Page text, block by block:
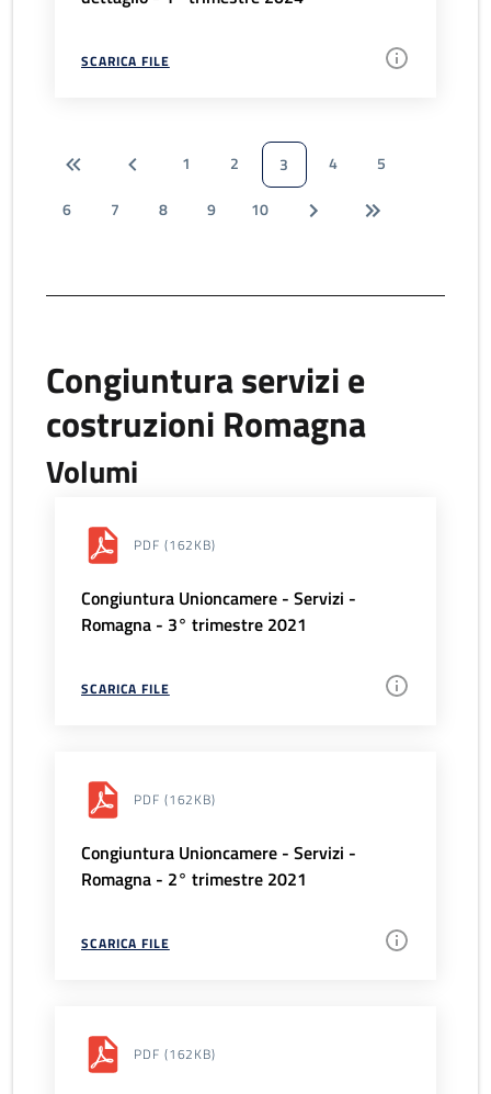
SCARICA FILE
1 2 3 4
5
6
7 8 9 10
Congiuntura servizi e
costruzioni Romagna
Volumi
PDF (162KB)
Congiuntura Unioncamere - Servizi -
Romagna - 3° trimestre 2021
SCARICA FILE
PDF (162KB)
Congiuntura Unioncamere - Servizi -
Romagna - 2° trimestre 2021
SCARICA FILE
PDF (162KB)